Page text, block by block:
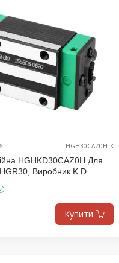
HGH30CAZ0H_K
HGHKD30CAZ0H Для
Виробник K.D
Купити